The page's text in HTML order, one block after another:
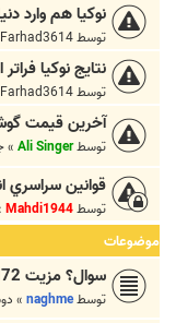
نوکيا هم وارد
توسطFarhad3614
نتايج نوكيا فراتر
توسطFarhad3614
آخرين قيمت
توسطAli Singer
»
قوانين سراسري
توسطMahdi1944
موضوعات
سوال؟ مزيت N72 نسبت به N70
توسطnaghme
» دوشنبه